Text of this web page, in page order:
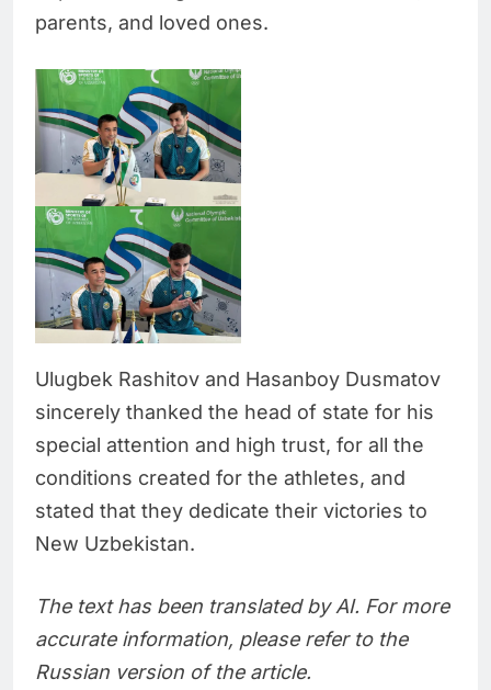
parents, and loved ones.
Ulugbek Rashitov and Hasanboy Dusmatov
sincerely thanked the head of state for his
special attention and high trust, for all the
conditions created for the athletes, and
stated that they dedicate their victories to
New Uzbekistan.
The text has been translated by AI. For more
accurate information, please refer to the
Russian version of the article.